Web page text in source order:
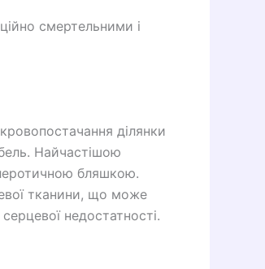
смертельними і
ділянки
Найчастішою
бляшкою.
тканини, що може
недостатності.